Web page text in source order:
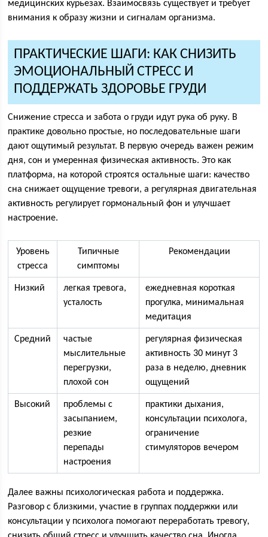
медицинских курьезах. Взаимосвязь существует и требует
внимания к образу жизни и сигналам организма.
ПРАКТИЧЕСКИЕ ШАГИ: КАК СНИЗИТЬ
ЭМОЦИОНАЛЬНЫЙ СТРЕСС И
ПОДДЕРЖАТЬ ЗДОРОВЬЕ ГРУДИ
Снижение стресса и забота о груди идут рука об руку. В
практике довольно простые, но последовательные шаги
дают ощутимый результат. В первую очередь важен режим
дня, сон и умеренная физическая активность. Это как
платформа, на которой строятся остальные шаги: качество
сна снижает ощущение тревоги, а регулярная двигательная
активность регулирует гормональный фон и улучшает
настроение.
Уровень
стресса
Типичные
симптомы
Рекомендации
Низкий
легкая тревога,
усталость
ежедневная короткая
прогулка, минимальная
медитация
Средний
частые
мыслительные
перегрузки,
плохой сон
регулярная физическая
активность 30 минут 3
раза в неделю, дневник
ощущений
Высокий
проблемы с
засыпанием,
резкие
перепады
настроения
практики дыхания,
консультации психолога,
ограничение
стимуляторов вечером
Далее важны психологическая работа и поддержка.
Разговор с близкими, участие в группах поддержки или
консультации у психолога помогают переработать тревогу,